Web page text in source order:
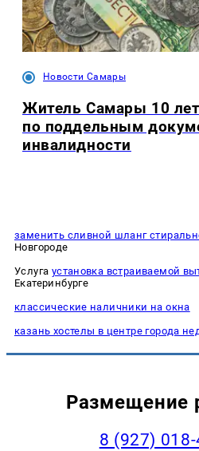
Новости Самары
Житель Самары 10
по поддельным
инвалидности
заменить сливной шланг
Новгороде
Услуга установка встраиваемой
Екатеринбурге
классические наличники на окна
казань хостелы в центре города
Размещение
8 (927)